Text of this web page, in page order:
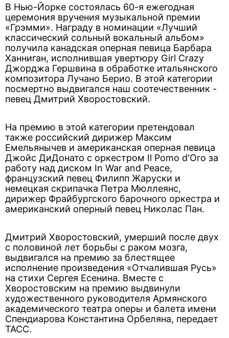
В Нью-Йорке состоялась 60-я ежегодная
церемония вручения музыкальной премии
«Грэмми». Награду в номинации «Лучший
классический сольный вокальный альбом»
получила канадская оперная певица Барбара
Ханниган, исполнившая увертюру Girl Crazy
Джорджа Гершвина в обработке итальянского
композитора Лучано Берио. В этой категории
посмертно выдвигался наш соотечественник -
певец Дмитрий Хворостовский.
На премию в этой категории претендовал
также российский дирижер Максим
Емельянычев и американская оперная певица
Джойс ДиДонато с оркестром Il Pomo d'Oro за
работу над диском In War and Peace,
французский певец Филипп Жаруски и
немецкая скрипачка Петра Мюллеянс,
дирижер Фрайбургского барочного оркестра и
американский оперный певец Николас Пан.
Дмитрий Хворостовский, умерший после двух
с половиной лет борьбы с раком мозга,
выдвигался на премию за блестящее
исполнение произведения «Отчалившая Русь»
на стихи Сергея Есенина. Вместе с
Хворостовским на премию выдвинули
художественного руководителя Армянского
академического театра оперы и балета имени
Спендиарова Константина Орбеляна, передает
ТАСС.